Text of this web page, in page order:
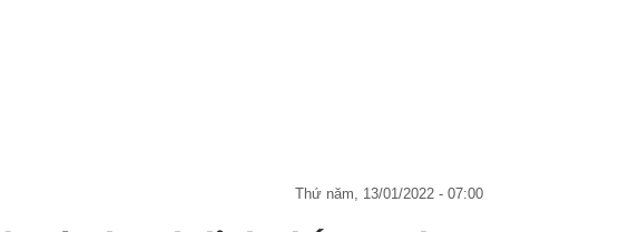
thứ năm, 13/01/2022 - 07:00